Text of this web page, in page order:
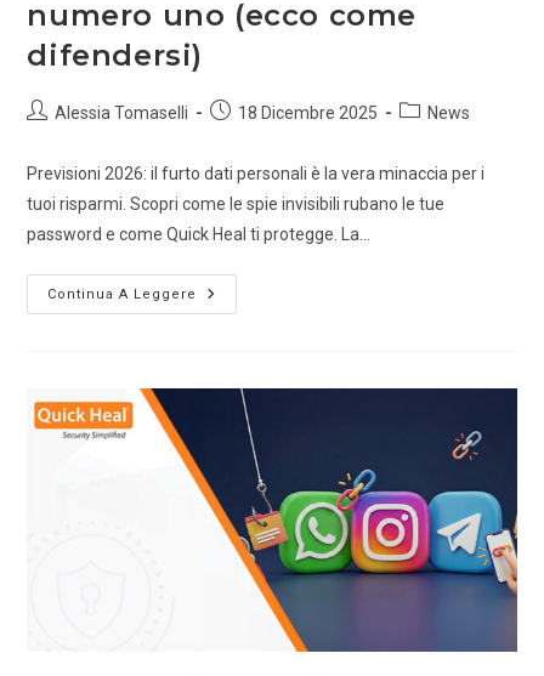
numero uno (ecco come
difendersi)
Alessia Tomaselli 18 Dicembre 2025 News
Previsioni 2026: il furto dati personali è la vera minaccia per i
tuoi risparmi. Scopri come le spie invisibili rubano le tue
password e come Quick Heal ti protegge. La…
Continua A Leggere